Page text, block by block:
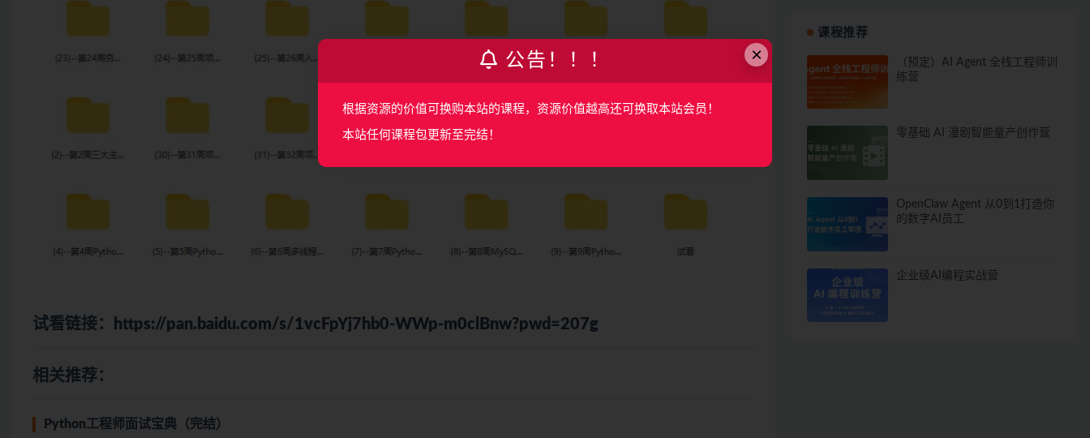
试看链接： https://pan.baidu.com/s/1vcFpYj7hb0-WWp-m0clBnw?pwd=207g
相关推荐：
Python工程师面试宝典（完结）
课程推荐
（预定）AI Agent 全栈工程师训
练营
零基础 AI 漫剧智能量产创作营
OpenClaw Agent 从0到1打造你
的数字AI员工
企业级AI编程实战营
×
公告！！！
根据资源的价值可换购本站的课程，资源价值越高还可换取本站会员！
本站任何课程包更新至完结！